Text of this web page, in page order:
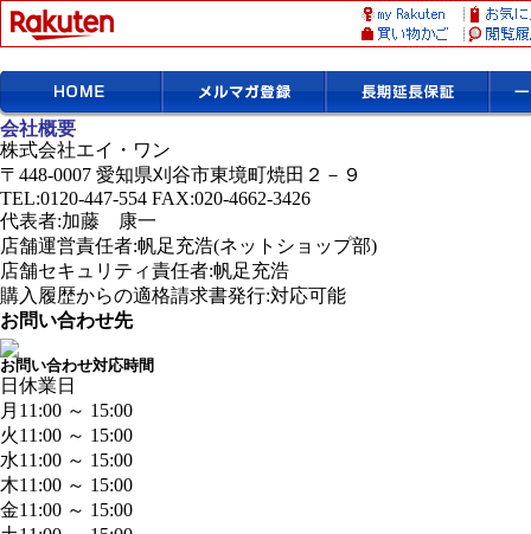
会社概要
株式会社エイ・ワン
〒448-0007 愛知県刈谷市東境町焼田２－９
TEL:0120-447-554 FAX:020-4662-3426
代表者:加藤 康一
店舗運営責任者:帆足充浩(ネットショップ部)
店舗セキュリティ責任者:帆足充浩
購入履歴からの適格請求書発行:対応可能
お問い合わせ先
お問い合わせ対応時間
日 休業日
月 11:00 ～ 15:00
火11:00 ～ 15:00
水11:00 ～ 15:00
木11:00 ～ 15:00
金11:00 ～ 15:00